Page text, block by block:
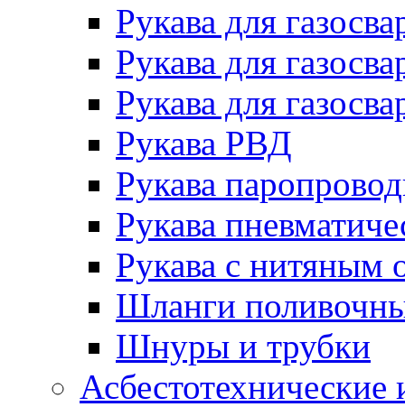
Рукава для
Рукава для
Рукава для
Рукава РВД
Рукава
Рукава
Рукава с нитяным
Шланги
Шнуры и трубки
Асбестотехнические